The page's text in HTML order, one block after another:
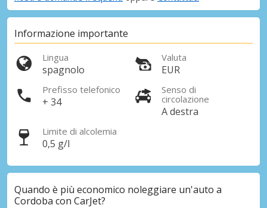
Informazione importante
Lingua
spagnolo
Valuta
EUR
Prefisso telefonico
+ 34
Senso di
circolazione
A destra
Limite di alcolemia
0,5 g/l
Quando è più economico noleggiare un'auto a
Cordoba con CarJet?